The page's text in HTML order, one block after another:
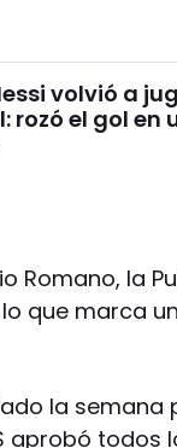
volvió a
rozó el gol
Romano, la
que marca
la
aprobó todos